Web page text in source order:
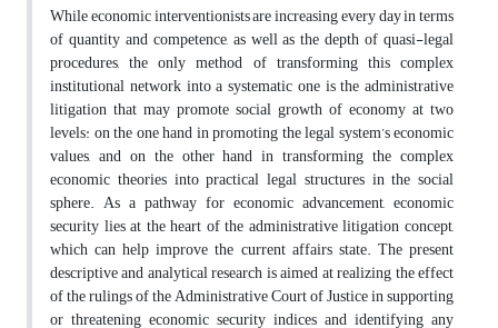
While economic interventionists are increasing every day in terms
of quantity and competence, as well as the depth of quasi-legal
procedures, the only method of transforming this complex
institutional network into a systematic one is the administrative
litigation that may promote social growth of economy at two
levels: on the one hand in promoting the legal system’s economic
values, and on the other hand in transforming the complex
economic theories into practical legal structures in the social
sphere. As a pathway for economic advancement, economic
security lies at the heart of the administrative litigation concept,
which can help improve the current affairs state. The present
descriptive and analytical research is aimed at realizing the effect
of the rulings of the Administrative Court of Justice in supporting
or threatening economic security indices and identifying any